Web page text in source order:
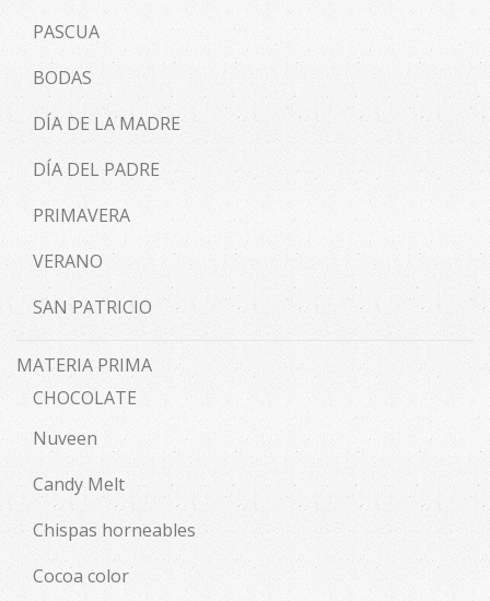
PASCUA
BODAS
DÍA DE LA MADRE
DÍA DEL PADRE
PRIMAVERA
VERANO
SAN PATRICIO
MATERIA PRIMA
CHOCOLATE
Nuveen
Candy Melt
Chispas horneables
Cocoa color